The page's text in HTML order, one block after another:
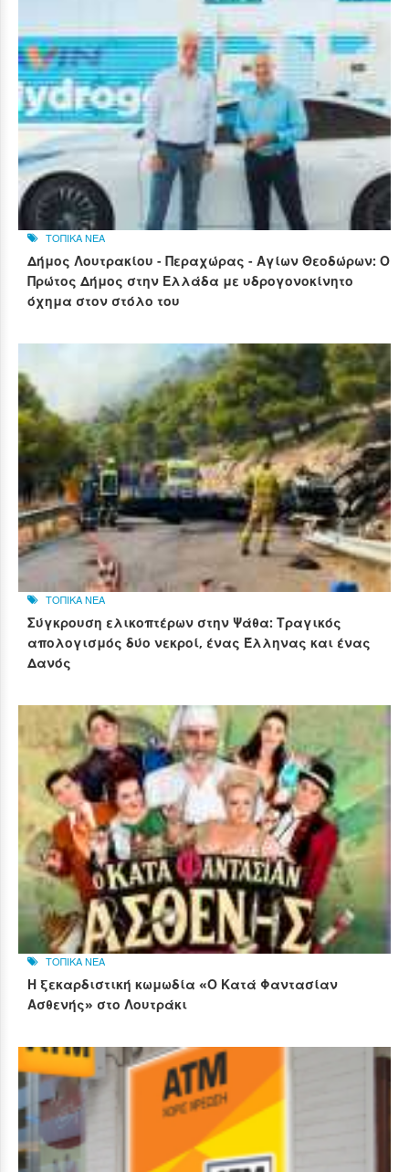
ΤΟΠΙΚΑ ΝΕΑ
Δήμος Λουτρακίου - Περαχώρας - Αγίων Θεοδώρων: Ο
Πρώτος Δήμος στην Ελλάδα με υδρογονοκίνητο
όχημα στον στόλο του
ΤΟΠΙΚΑ ΝΕΑ
Σύγκρουση ελικοπτέρων στην Ψάθα: Τραγικός
απολογισμός δύο νεκροί, ένας Έλληνας και ένας
Δανός
ΤΟΠΙΚΑ ΝΕΑ
Η ξεκαρδιστική κωμωδία «Ο Κατά Φαντασίαν
Ασθενής» στο Λουτράκι